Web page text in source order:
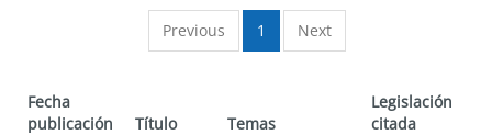
Previous 1 Next
Fecha
publicación
Título Temas
Legislación
citada